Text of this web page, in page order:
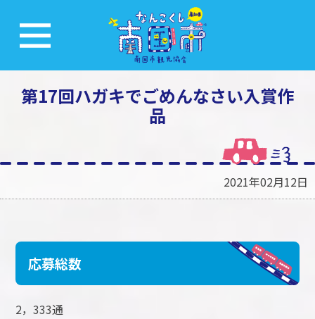
第17回ハガキでごめんなさい入賞作
品
2021年02月12日
応募総数
2，333通